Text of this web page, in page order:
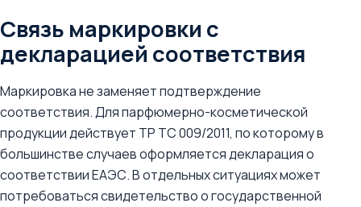
Связь маркировки с
декларацией соответствия
Маркировка не заменяет подтверждение
соответствия. Для парфюмерно-косметической
продукции действует ТР ТС 009/2011, по которому в
большинстве случаев оформляется декларация о
соответствии ЕАЭС. В отдельных ситуациях может
потребоваться свидетельство о государственной